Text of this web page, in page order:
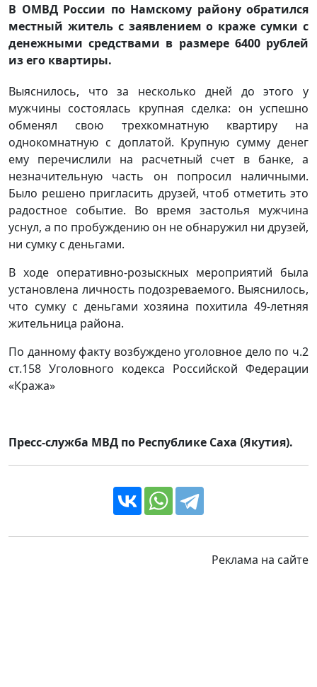
В ОМВД России по Намскому району обратился
местный житель с заявлением о краже сумки с
денежными средствами в размере 6400 рублей
из его квартиры.
Выяснилось, что за несколько дней до этого у
мужчины состоялась крупная сделка: он успешно
обменял свою трехкомнатную квартиру на
однокомнатную с доплатой. Крупную сумму денег
ему перечислили на расчетный счет в банке, а
незначительную часть он попросил наличными.
Было решено пригласить друзей, чтоб отметить это
радостное событие. Во время застолья мужчина
уснул, а по пробуждению он не обнаружил ни друзей,
ни сумку с деньгами.
В ходе оперативно-розыскных мероприятий была
установлена личность подозреваемого. Выяснилось,
что сумку с деньгами хозяина похитила 49-летняя
жительница района.
По данному факту возбуждено уголовное дело по ч.2
ст.158 Уголовного кодекса Российской Федерации
«Кража»
Пресс-служба МВД по Республике Саха (Якутия).
Реклама на сайте